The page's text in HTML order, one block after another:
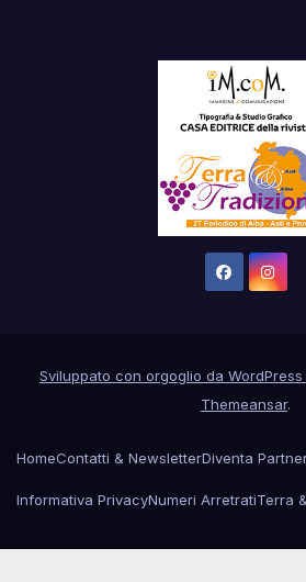
Sviluppato con orgoglio da WordPress
Themeansar.
HomeContatti & NewsletterDiventa
Informativa PrivacyNumeri ArretratiTerra